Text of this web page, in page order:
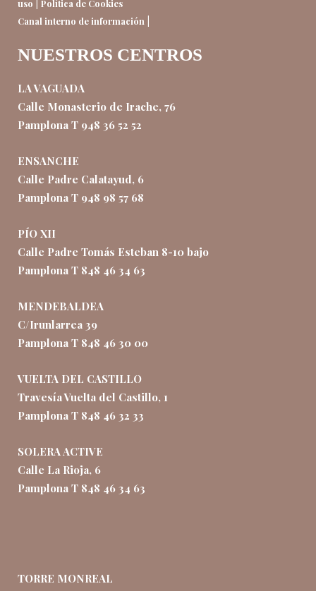
uso
Política de Cookies
Canal interno de información
NUESTROS CENTROS
LA VAGUADA
Calle Monasterio de Irache, 76
Pamplona T 948 36 52 52
ENSANCHE
Calle Padre Calatayud, 6
Pamplona T 948 98 57 68
PÍO XII
Calle Padre Tomás Esteban 8-10 bajo
Pamplona T 848 46 34 63
MENDEBALDEA
C/Irunlarrea 39
Pamplona T 848 46 30 00
VUELTA DEL CASTILLO
Travesía Vuelta del Castillo, 1
Pamplona T 848 46 32 33
SOLERA ACTIVE
Calle La Rioja, 6
Pamplona T 848 46 34 63
TORRE MONREAL